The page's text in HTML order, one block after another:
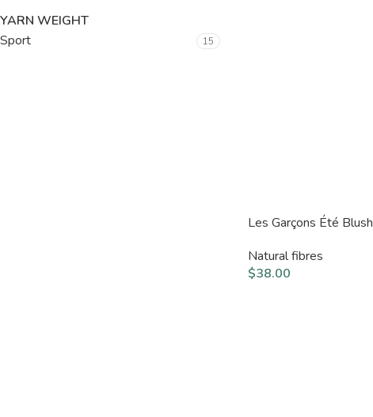
YARN WEIGHT
Sport
15
Les Garçons Été Blush
Natural fibres
$38.00